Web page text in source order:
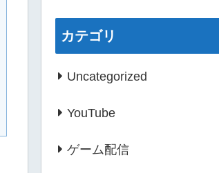
カテゴリ
Uncategorized
YouTube
ゲーム配信